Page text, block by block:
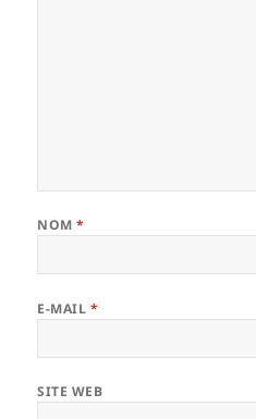
NOM*
E-MAIL *
SITE WEB